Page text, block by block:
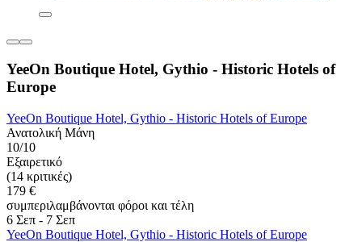
YeeOn Boutique Hotel, Gythio - Historic Hotels of
Europe
YeeOn Boutique Hotel, Gythio - Historic Hotels of Europe
Ανατολική Μάνη
10/10
Εξαιρετικό
(14 κριτικές)
179 €
συμπεριλαμβάνονται φόροι και τέλη
6 Σεπ - 7 Σεπ
YeeOn Boutique Hotel, Gythio - Historic Hotels of Europe